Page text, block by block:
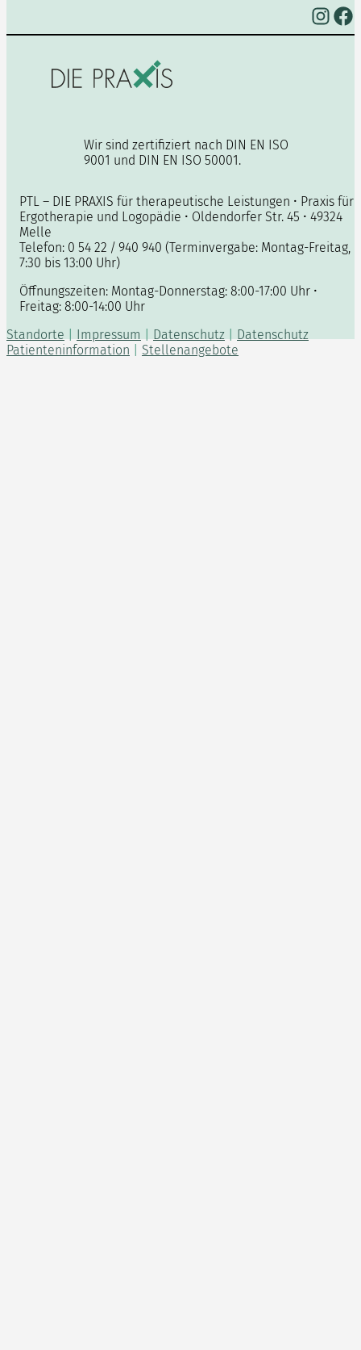
Instagram Facebook
Wir sind zertifiziert nach DIN EN ISO
9001 und DIN EN ISO 50001.
PTL – DIE PRAXIS für therapeutische Leistungen • Praxis für
Ergotherapie und Logopädie • Oldendorfer Str. 45 • 49324
Melle
Telefon: 0 54 22 / 940 940 (Terminvergabe: Montag-Freitag,
7:30 bis 13:00 Uhr)
Öffnungszeiten: Montag-Donnerstag: 8:00-17:00 Uhr •
Freitag: 8:00-14:00 Uhr
Standorte
Impressum Datenschutz
Datenschutz
Patienteninformation
Stellenangebote